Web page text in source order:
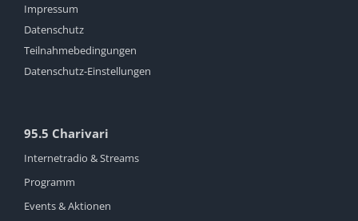
Impressum
Datenschutz
Teilnahmebedingungen
Datenschutz-Einstellungen
95.5 Charivari
Internetradio & Streams
Programm
Events & Aktionen